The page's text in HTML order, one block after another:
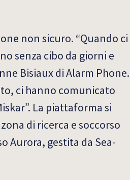
non sicuro. “Quando ci
senza cibo da giorni e
Bisiaux di Alarm Phone.
ci hanno comunicato
La piattaforma si
di ricerca e soccorso
Aurora, gestita da Sea-